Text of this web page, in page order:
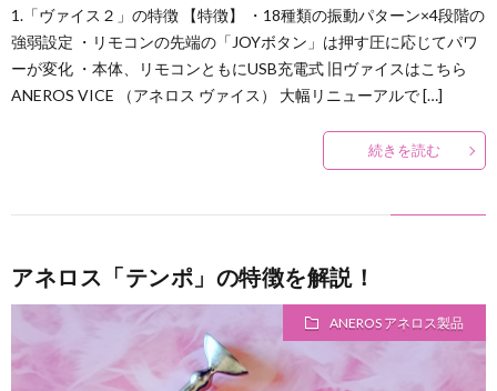
1.「ヴァイス２」の特徴 【特徴】 ・18種類の振動パターン×4段階の
強弱設定 ・リモコンの先端の「JOYボタン」は押す圧に応じてパワ
ーが変化 ・本体、リモコンともにUSB充電式 旧ヴァイスはこちら
ANEROS VICE （アネロス ヴァイス） 大幅リニューアルで […]
続きを読む
アネロス「テンポ」の特徴を解説！
ANEROS アネロス製品